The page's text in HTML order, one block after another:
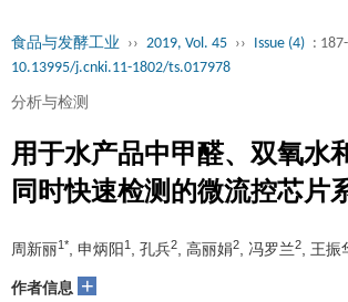
食品与发酵工业 ›› 2019, Vol. 45 ›› Issue (4) :
10.13995/j.cnki.11-1802/ts.017978
分析与检测
用于水产品中甲醛、双氧水
同时快速检测的微流控芯片
周新丽1* , 申炳阳1 , 孔兵2 , 高丽娟2 , 冯罗兰2 , 王振
作者信息 +